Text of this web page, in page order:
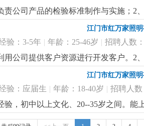
责公司产品的检验标准制作与实施；2
期与供应商沟通，协助供应商建立完
职要求：1、高中以上学历，熟悉电
验;3、熟悉iso9001质量管理体系。实
脑办公软件。 更详细...
江门市红万家照
验：3-5年 | 年龄：25-46岁 | 招聘人数
用公司提供客户资源进行开发客户。2
、英语口语标准，口齿清楚，较强语
社媒拓客，有欧美东南亚风扇灯客户资
江门市红万家照
验：应届生 | 年龄：18-40岁 | 招聘人数
验，初中以上文化、20--35岁之间。